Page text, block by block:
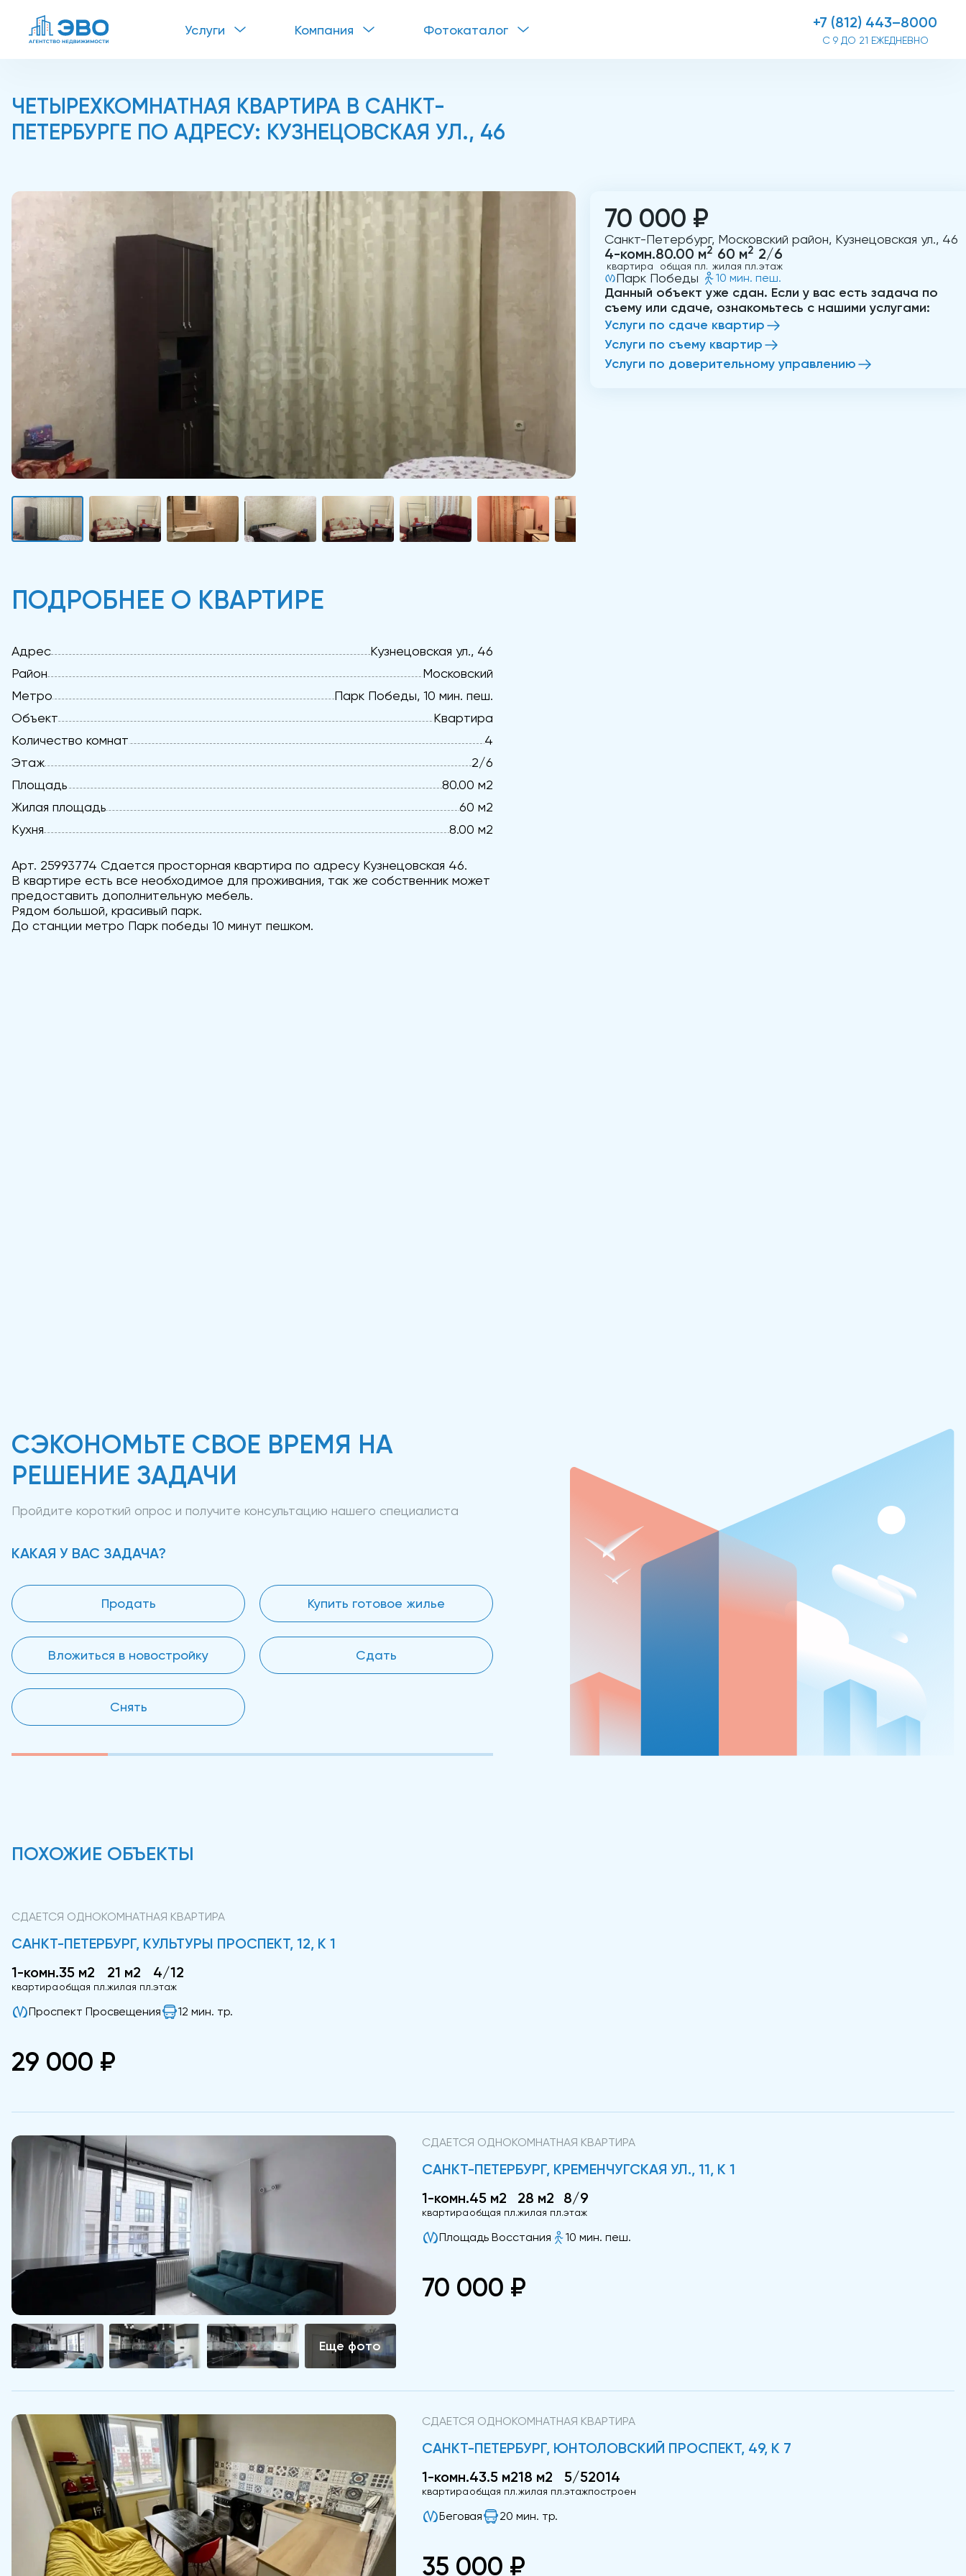
Услуги Компания Фотокаталог +7 (812) 443–8000
С 9 ДО 21 ЕЖЕДНЕВНО
ЧЕТЫРЕХКОМНАТНАЯ КВАРТИРА В САНКТ-
ПЕТЕРБУРГЕ ПО АДРЕСУ: КУЗНЕЦОВСКАЯ УЛ., 46
ПОДРОБНЕЕ О КВАРТИРЕ
Адрес
Кузнецовская ул., 46
Район
Московский
Метро
Парк Победы, 10 мин. пеш.
Объект
Квартира
Количество комнат
4
Этаж
2/6
Площадь
80.00 м2
Жилая площадь
60 м2
Кухня
8.00 м2
Арт. 25993774 Сдается просторная квартира по адресу Кузнецовская 46.
В квартире есть все необходимое для проживания, так же собственник может
предоставить дополнительную мебель.
Рядом большой, красивый парк.
До станции метро Парк победы 10 минут пешком.
70 000 ₽
Санкт-Петербург, Московский район, Кузнецовская ул., 46
4-комн.
квартира
80.00 м2
общая пл.
60 м2
жилая пл.
2/6
этаж
Парк Победы 10 мин. пеш.
Данный объект уже сдан. Если у вас есть задача по
съему или сдаче, ознакомьтесь с нашими услугами:
Услуги по сдаче квартир
Услуги по съему квартир
Услуги по доверительному управлению
СЭКОНОМЬТЕ СВОЕ ВРЕМЯ НА
РЕШЕНИЕ ЗАДАЧИ
Пройдите короткий опрос и получите консультацию нашего специалиста
КАКАЯ У ВАС ЗАДАЧА?
Продать Купить готовое жилье
Вложиться в новостройку Сдать
Снять
ПОХОЖИЕ ОБЪЕКТЫ
СДАЕТСЯ ОДНОКОМНАТНАЯ КВАРТИРА
САНКТ-ПЕТЕРБУРГ, КУЛЬТУРЫ ПРОСПЕКТ, 12, К 1
1-комн.
квартира
35 м2
общая пл.
21 м2
жилая пл.
4/12
этаж
Проспект Просвещения 12 мин. тр.
29 000 ₽
СДАЕТСЯ ОДНОКОМНАТНАЯ КВАРТИРА
САНКТ-ПЕТЕРБУРГ, КРЕМЕНЧУГСКАЯ УЛ., 11, К 1
1-комн.
квартира
45 м2
общая пл.
28 м2
жилая пл.
8/9
этаж
Площадь Восстания 10 мин. пеш.
70 000 ₽
СДАЕТСЯ ОДНОКОМНАТНАЯ КВАРТИРА
САНКТ-ПЕТЕРБУРГ, ЮНТОЛОВСКИЙ ПРОСПЕКТ, 49, К 7
1-комн.
квартира
43.5 м2
общая пл.
18 м2
жилая пл.
5/5
этаж
2014
построен
Беговая 20 мин. тр.
35 000 ₽